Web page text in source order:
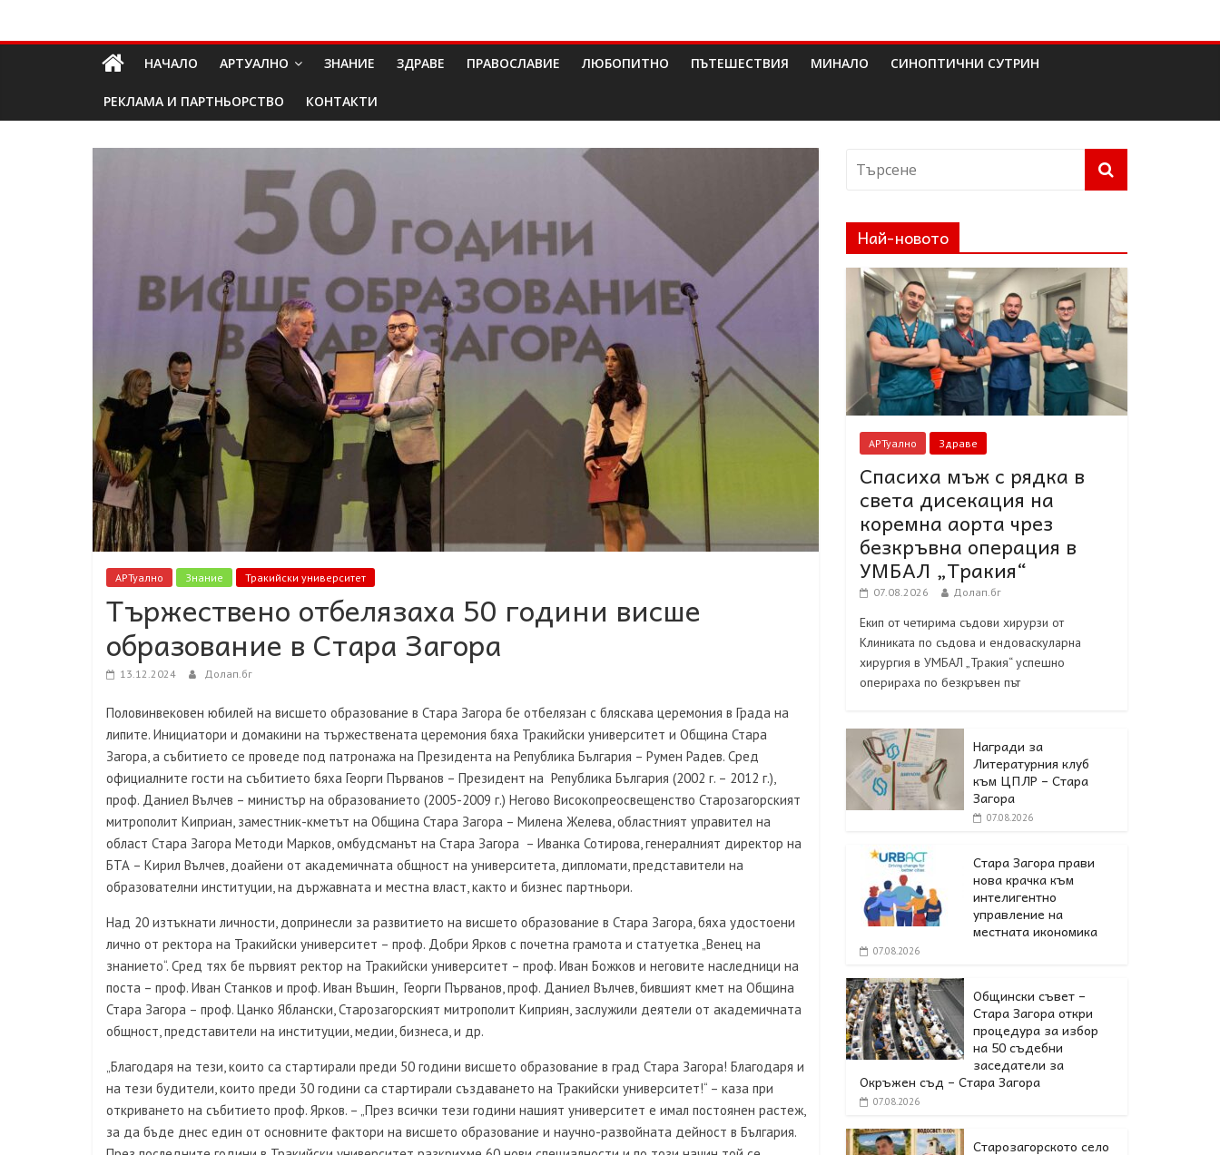
Долап
БГ
изкуство|
минало|
НАЧАЛО АРТУАЛНО ЗНАНИЕ ЗДРАВЕ ПРАВОСЛАВИЕ ЛЮБОПИТНО ПЪТЕШЕСТВИЯ МИНАЛО СИНОПТИЧНИ СУТРИН
РЕКЛАМА И ПАРТНЬОРСТВО КОНТАКТИ
АРТуално Знание Тракийски университет
Тържествено отбелязаха 50 години висше
образование в Стара Загора
13.12.2024 Долап.бг
Половинвековен юбилей на висшето образование в Стара Загора бе отбелязан с бляскава церемония в Града на
липите. Инициатори и домакини на тържествената церемония бяха Тракийски университет и Община Стара
Загора, а събитието се проведе под патронажа на Президента на Република България – Румен Радев. Сред
официалните гости на събитието бяха Георги Първанов – Президент на Република България (2002 г. – 2012 г.),
проф. Даниел Вълчев – министър на образованието (2005-2009 г.) Негово Високопреосвещенство Старозагорският
митрополит Киприан, заместник-кметът на Община Стара Загора – Милена Желева, областният управител на
област Стара Загора Методи Марков, омбудсманът на Стара Загора – Иванка Сотирова, генералният директор на
БТА – Кирил Вълчев, доайени от академичната общност на университета, дипломати, представители на
образователни институции, на държавната и местна власт, както и бизнес партньори.
Над 20 изтъкнати личности, допринесли за развитието на висшето образование в Стара Загора, бяха удостоени
лично от ректора на Тракийски университет – проф. Добри Ярков с почетна грамота и статуетка „Венец на
знанието“. Сред тях бе първият ректор на Тракийски университет – проф. Иван Божков и неговите наследници на
поста – проф. Иван Станков и проф. Иван Въшин, Георги Първанов, проф. Даниел Вълчев, бившият кмет на Община
Стара Загора – проф. Цанко Яблански, Старозагорският митрополит Киприян, заслужили деятели от академичната
общност, представители на институции, медии, бизнеса, и др.
„Благодаря на тези, които са стартирали преди 50 години висшето образование в град Стара Загора! Благодаря и
на тези будители, които преди 30 години са стартирали създаването на Тракийски университет!“ – каза при
откриването на събитието проф. Ярков. – „През всички тези години нашият университет е имал постоянен растеж,
за да бъде днес един от основните фактори на висшето образование и научно-развойната дейност в България.
Най-новото
АРТуално Здраве
Спасиха мъж с рядка в
света дисекация на
коремна аорта чрез
безкръвна операция в
УМБАЛ „Тракия“
07.08.2026 Долап.бг
Екип от четирима съдови хирурзи от
Клиниката по съдова и ендоваскуларна
хирургия в УМБАЛ „Тракия“ успешно
оперираха по безкръвен път
Награди за
Литературния клуб
към ЦПЛР – Стара
Загора
07.08.2026
Стара Загора прави
нова крачка към
интелигентно
управление на
местната икономика
07.08.2026
Общински съвет –
Стара Загора откри
процедура за избор
на 50 съдебни
заседатели за
Окръжен съд – Стара Загора
07.08.2026
Старозагорското село